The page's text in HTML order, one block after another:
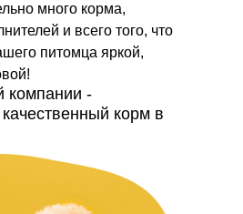
много корма,
и всего того, что
питомца яркой,
компании -
корм в